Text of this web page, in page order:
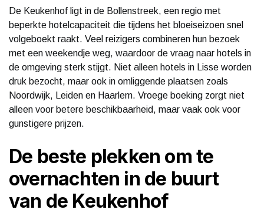
De Keukenhof ligt in de Bollenstreek, een regio met
beperkte hotelcapaciteit die tijdens het bloeiseizoen snel
volgeboekt raakt. Veel reizigers combineren hun bezoek
met een weekendje weg, waardoor de vraag naar hotels in
de omgeving sterk stijgt. Niet alleen hotels in Lisse worden
druk bezocht, maar ook in omliggende plaatsen zoals
Noordwijk, Leiden en Haarlem. Vroege boeking zorgt niet
alleen voor betere beschikbaarheid, maar vaak ook voor
gunstigere prijzen.
De beste plekken om te
overnachten in de buurt
van de Keukenhof